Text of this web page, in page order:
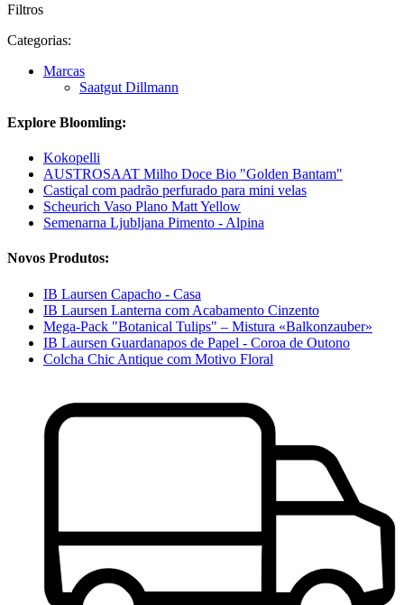
Filtros
Categorias:
Marcas
Saatgut Dillmann
Explore Bloomling:
Kokopelli
AUSTROSAAT Milho Doce Bio "Golden Bantam"
Castiçal com padrão perfurado para mini velas
Scheurich Vaso Plano Matt Yellow
Semenarna Ljubljana Pimento - Alpina
Novos Produtos:
IB Laursen Capacho - Casa
IB Laursen Lanterna com Acabamento Cinzento
Mega-Pack "Botanical Tulips" – Mistura «Balkonzauber»
IB Laursen Guardanapos de Papel - Coroa de Outono
Colcha Chic Antique com Motivo Floral